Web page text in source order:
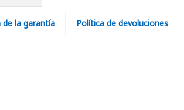
la garantía Política de devoluciones